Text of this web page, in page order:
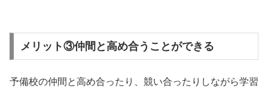
メリット③仲間と高め合うことができる
予備校の仲間と高め合ったり、競い合ったりしながら学習